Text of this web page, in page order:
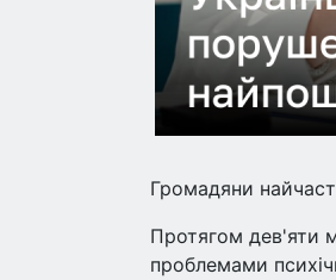
Громадяни
Протягом дев'яти
проблемами